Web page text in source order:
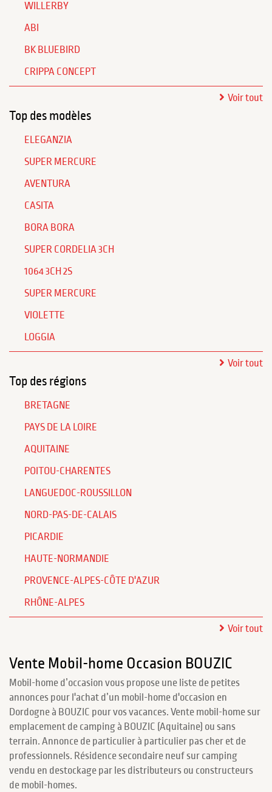
WILLERBY
ABI
BK BLUEBIRD
CRIPPA CONCEPT
Voir tout
Top des modèles
ELEGANZIA
SUPER MERCURE
AVENTURA
CASITA
BORA BORA
SUPER CORDELIA 3CH
1064 3CH 2S
SUPER MERCURE
VIOLETTE
LOGGIA
Voir tout
Top des régions
BRETAGNE
PAYS DE LA LOIRE
AQUITAINE
POITOU-CHARENTES
LANGUEDOC-ROUSSILLON
NORD-PAS-DE-CALAIS
PICARDIE
HAUTE-NORMANDIE
PROVENCE-ALPES-CÔTE D'AZUR
RHÔNE-ALPES
Voir tout
Vente Mobil-home Occasion BOUZIC
Mobil-home d’occasion vous propose une liste de petites
annonces pour l'achat d’un mobil-home d'occasion en
Dordogne à BOUZIC pour vos vacances. Vente mobil-home sur
emplacement de camping à BOUZIC (Aquitaine) ou sans
terrain. Annonce de particulier à particulier pas cher et de
professionnels. Résidence secondaire neuf sur camping
vendu en destockage par les distributeurs ou constructeurs
de mobil-homes.